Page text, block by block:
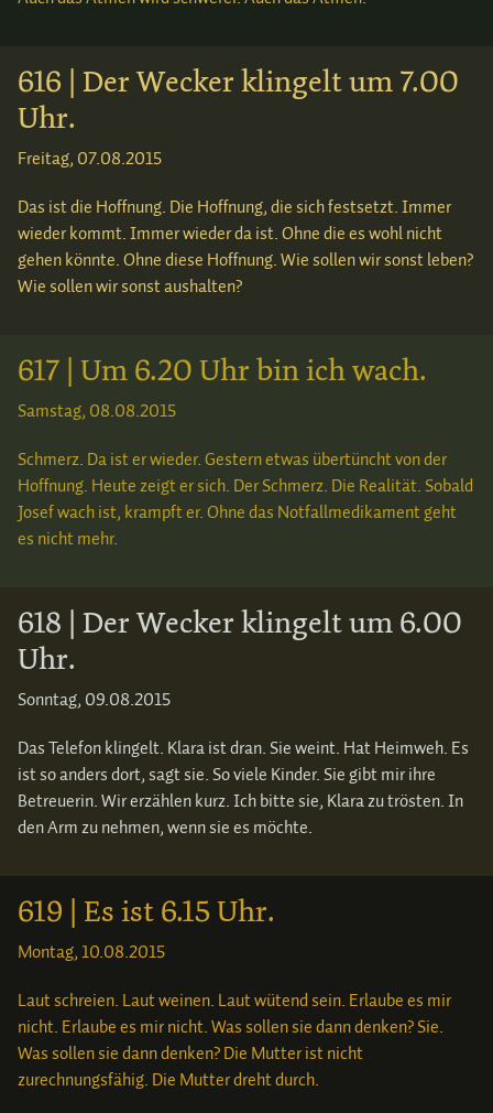
616 | Der Wecker klingelt um 7.00
Uhr.
Freitag, 07.08.2015
Das ist die Hoffnung. Die Hoffnung, die sich festsetzt. Immer
wieder kommt. Immer wieder da ist. Ohne die es wohl nicht
gehen könnte. Ohne diese Hoffnung. Wie sollen wir sonst leben?
Wie sollen wir sonst aushalten?
617 | Um 6.20 Uhr bin ich wach.
Samstag, 08.08.2015
Schmerz. Da ist er wieder. Gestern etwas übertüncht von der
Hoffnung. Heute zeigt er sich. Der Schmerz. Die Realität. Sobald
Josef wach ist, krampft er. Ohne das Notfallmedikament geht
es nicht mehr.
618 | Der Wecker klingelt um 6.00
Uhr.
Sonntag, 09.08.2015
Das Telefon klingelt. Klara ist dran. Sie weint. Hat Heimweh. Es
ist so anders dort, sagt sie. So viele Kinder. Sie gibt mir ihre
Betreuerin. Wir erzählen kurz. Ich bitte sie, Klara zu trösten. In
den Arm zu nehmen, wenn sie es möchte.
619 | Es ist 6.15 Uhr.
Montag, 10.08.2015
Laut schreien. Laut weinen. Laut wütend sein. Erlaube es mir
nicht. Erlaube es mir nicht. Was sollen sie dann denken? Sie.
Was sollen sie dann denken? Die Mutter ist nicht
zurechnungsfähig. Die Mutter dreht durch.